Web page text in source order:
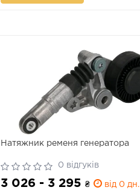
Натяжник ременя генератора
0 відгуків
3 026 - 3 295 ₴
від 0 дн.